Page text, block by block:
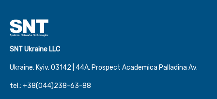
SNT Ukraine LLC
Ukraine, Kyiv, 03142 | 44А, Prospect Academica Palladina Av.
tel.: +38(044)238-63-88